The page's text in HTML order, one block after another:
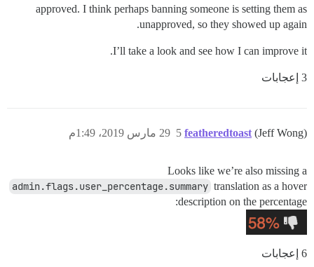
approved. I think perhaps banning someone is setting them as
unapproved, so they showed up again.
I’ll take a look and see how I can improve it.
3 إعجابات
featheredtoast (Jeff Wong) 29 مارس 2019، 1:49م 5
Looks like we’re also missing a
admin.flags.user_percentage.summary translation as a hover
description on the percentage:
6 إعجابات